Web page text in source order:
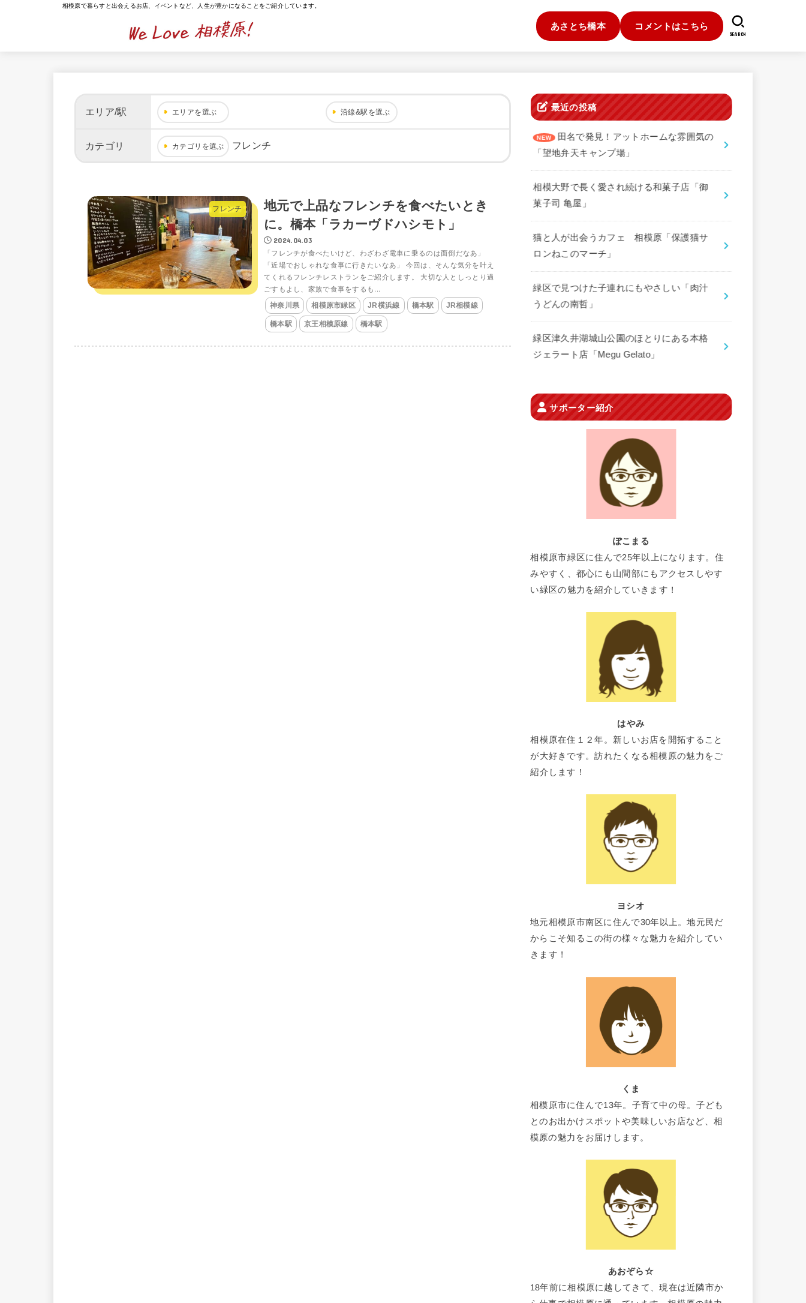
相模原で暮らすと出会えるお店、イベントなど、人生が豊かになることをご紹介しています。
あさとち橋本 コメントはこちら
SEARCH
エリア/駅 エリアを選ぶ 沿線&駅を選ぶ
カテゴリ カテゴリを選ぶ フレンチ
フレンチ
地元で上品なフレンチを食べたいとき
に。橋本「ラカーヴドハシモト」
2024.04.03
「フレンチが食べたいけど、わざわざ電車に乗るのは面倒だなあ」
「近場でおしゃれな食事に行きたいなあ」 今回は、そんな気分を叶え
てくれるフレンチレストランをご紹介します。 大切な人としっとり過
ごすもよし、家族で食事をするも...
神奈川県 相模原市緑区 JR横浜線 橋本駅 JR相模線
橋本駅 京王相模原線 橋本駅
最近の投稿
田名で発見！アットホームな雰囲気の
「望地弁天キャンプ場」
相模大野で長く愛され続ける和菓子店「御
菓子司 亀屋」
猫と人が出会うカフェ 相模原「保護猫サ
ロンねこのマーチ」
緑区で見つけた子連れにもやさしい「肉汁
うどんの南哲」
緑区津久井湖城山公園のほとりにある本格
ジェラート店「Megu Gelato」
サポーター紹介
ぽこまる
相模原市緑区に住んで25年以上になります。住
みやすく、都心にも山間部にもアクセスしやす
い緑区の魅力を紹介していきます！
はやみ
相模原在住１２年。新しいお店を開拓すること
が大好きです。訪れたくなる相模原の魅力をご
紹介します！
ヨシオ
地元相模原市南区に住んで30年以上。地元民だ
からこそ知るこの街の様々な魅力を紹介してい
きます！
くま
相模原市に住んで13年。子育て中の母。子ども
とのお出かけスポットや美味しいお店など、相
模原の魅力をお届けします。
あおぞら☆
18年前に相模原に越してきて、現在は近隣市か